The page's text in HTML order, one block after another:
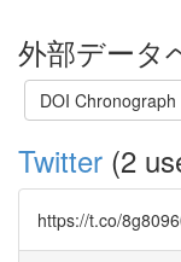
外部データ
DOI Chronograph
Twitter (2
https://t.co/